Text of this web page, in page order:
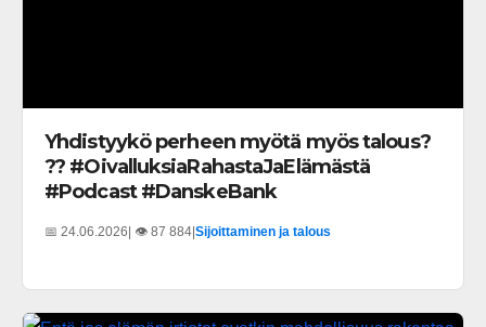
Yhdistyykö perheen myötä myös talous?
?? #OivalluksiaRahastaJaElämästä
#Podcast #DanskeBank
📅 24.06.2026 | 👁️ 87 884 Sijoittaminen ja talous